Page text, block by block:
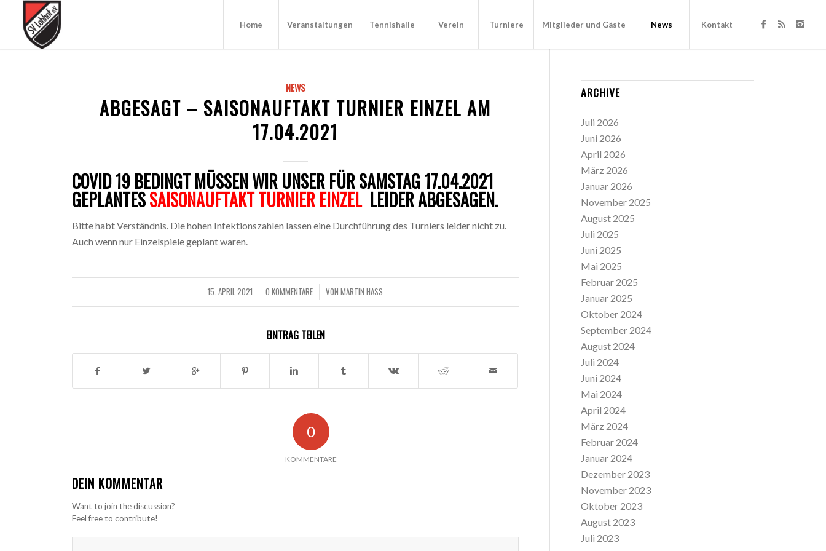
Home Veranstaltungen Tennishalle Verein Turniere Mitglieder und Gäste News Kontakt
NEWS
ABGESAGT – SAISONAUFTAKT TURNIER EINZEL AM
17.04.2021
COVID 19 BEDINGT MÜSSEN WIR UNSER FÜR SAMSTAG 17.04.2021
GEPLANTESSAISONAUFTAKT TURNIER EINZELLEIDER ABGESAGEN.
Bitte habt Verständnis. Die hohen Infektionszahlen lassen eine Durchführung des Turniers leider nicht zu.
Auch wenn nur Einzelspiele geplant waren.
15. APRIL 2021
/ 0 KOMMENTARE
/ VONMARTIN HASS
EINTRAG TEILEN
0
KOMMENTARE
DEIN KOMMENTAR
Want to join the discussion?
Feel free to contribute!
ARCHIVE
Juli 2026
Juni 2026
April 2026
März 2026
Januar 2026
November 2025
August 2025
Juli 2025
Juni 2025
Mai 2025
Februar 2025
Januar 2025
Oktober 2024
September 2024
August 2024
Juli 2024
Juni 2024
Mai 2024
April 2024
März 2024
Februar 2024
Januar 2024
Dezember 2023
November 2023
Oktober 2023
August 2023
Juli 2023